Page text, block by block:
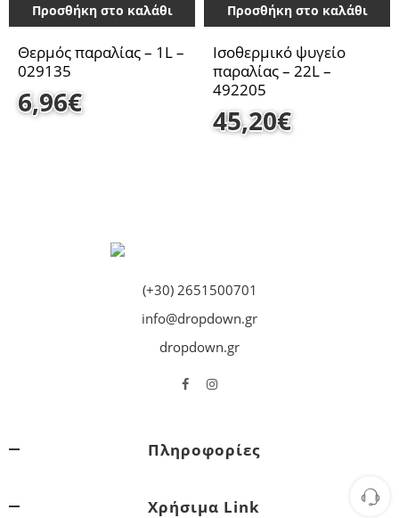
Προσθήκη στο καλάθι
Θερμός παραλίας – 1L –
029135
6,96€
Προσθήκη στο καλάθι
Ισοθερμικό ψυγείο
παραλίας – 22L –
492205
45,20€
(+30) 2651500701
info@dropdown.gr
dropdown.gr
Πληροφορίες
Χρήσιμα Link